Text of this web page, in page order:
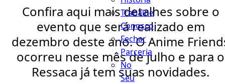
Trabalhe
Conosco
Fechar
Parceria
No
Seu
Confira aqui mais detalhes sobre o
evento que será realizado em
dezembro deste ano. O Anime
ocorreu nesse mês de julho e para o
Ressaca já tem suas novidades.